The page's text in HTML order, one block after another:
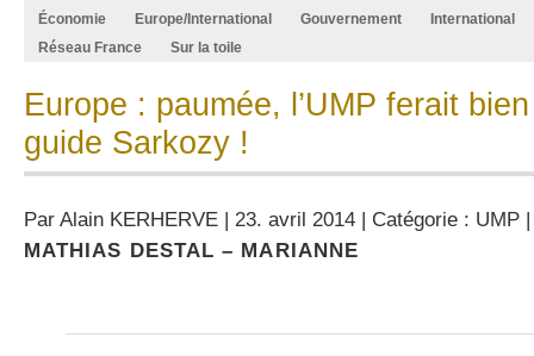
Économie
Europe/International Gouvernement
International
Réseau France
Sur la toile
Europe : paumée, l’UMP ferait
guide Sarkozy !
Par Alain KERHERVE | 23. avril 2014 | Catégorie : UMP
MATHIAS DESTAL – MARIANNE